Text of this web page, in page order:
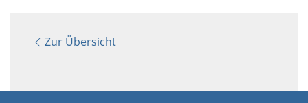
Zur Übersicht